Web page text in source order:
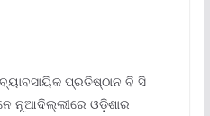
ପ୍ରତିଷ୍ଠାନ ବି ସି
ନୂଆଦିଲ୍ଲୀରେ ଓଡ଼ିଶାର